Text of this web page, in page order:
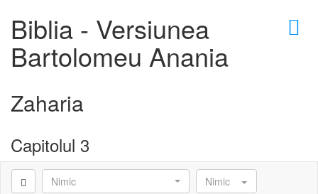
×
Biblia - Versiunea
Bartolomeu Anania
Zaharia
Capitolul 3
Nimic Nimic